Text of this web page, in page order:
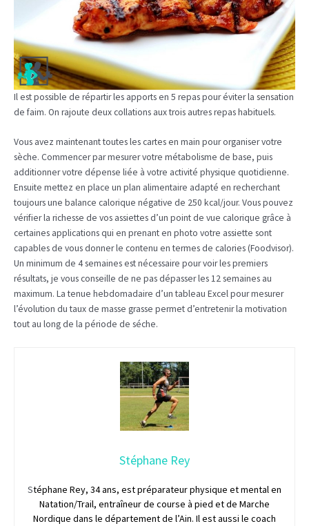
Il est possible de répartir les apports en 5 repas pour éviter la sensation
de faim. On rajoute deux collations aux trois autres repas habituels.
Vous avez maintenant toutes les cartes en main pour organiser votre
sèche. Commencer par mesurer votre métabolisme de base, puis
additionner votre dépense liée à votre activité physique quotidienne.
Ensuite mettez en place un plan alimentaire adapté en recherchant
toujours une balance calorique négative de 250 kcal/jour. Vous pouvez
vérifier la richesse de vos assiettes d’un point de vue calorique grâce à
certaines applications qui en prenant en photo votre assiette sont
capables de vous donner le contenu en termes de calories (Foodvisor).
Un minimum de 4 semaines est nécessaire pour voir les premiers
résultats, je vous conseille de ne pas dépasser les 12 semaines au
maximum. La tenue hebdomadaire d’un tableau Excel pour mesurer
l’évolution du taux de masse grasse permet d’entretenir la motivation
tout au long de la période de séche.
Stéphane Rey
Stéphane Rey, 34 ans, est préparateur physique et mental en
Natation/Trail, entraîneur de course à pied et de Marche
Nordique dans le département de l’Ain. Il est aussi le coach